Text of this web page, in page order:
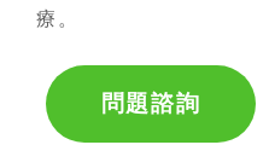
療。
問題諮詢